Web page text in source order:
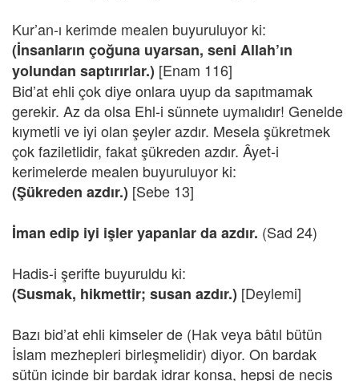
Kur’an-ı kerimde mealen buyuruluyor ki:
(İnsanların çoğuna uyarsan, seni Allah’ın
yolundan saptırırlar.) [Enam 116]
Bid’at ehli çok diye onlara uyup da sapıtmamak
gerekir. Az da olsa Ehl-i sünnete uymalıdır! Genelde
kıymetli ve iyi olan şeyler azdır. Mesela şükretmek
çok faziletlidir, fakat şükreden azdır. Âyet-i
kerimelerde mealen buyuruluyor ki:
(Şükreden azdır.) [Sebe 13]
İman edip iyi işler yapanlar da azdır. (Sad 24)
Hadis-i şerifte buyuruldu ki:
(Susmak, hikmettir; susan azdır.) [Deylemi]
Bazı bid’at ehli kimseler de (Hak veya bâtıl bütün
İslam mezhepleri birleşmelidir) diyor. On bardak
sütün içinde bir bardak idrar konsa, hepsi de necis